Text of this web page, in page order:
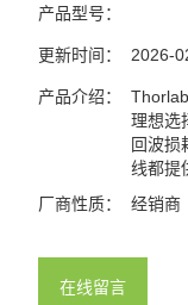
产品型号：
更新时间： 2026-
产品介绍：
理想选
回波损
线都提
厂商性质：
经销商
在线留言